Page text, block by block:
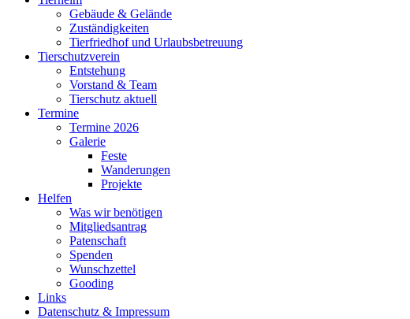
Gebäude & Gelände
Zuständigkeiten
Tierfriedhof und Urlaubsbetreuung
Tierschutzverein
Entstehung
Vorstand & Team
Tierschutz aktuell
Termine
Termine 2026
Galerie
Feste
Wanderungen
Projekte
Helfen
Was wir benötigen
Mitgliedsantrag
Patenschaft
Spenden
Wunschzettel
Gooding
Links
Datenschutz & Impressum